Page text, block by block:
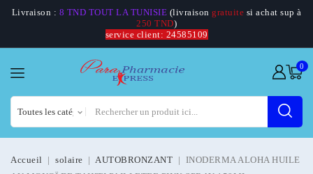
Livraison : 8 TND TOUT LA TUNISIE (livraison gratuite si achat sup à
250 TND)
service client: 24585109
0
Accueil solaire AUTOBRONZANT
INODERMA ALOHA HUILE